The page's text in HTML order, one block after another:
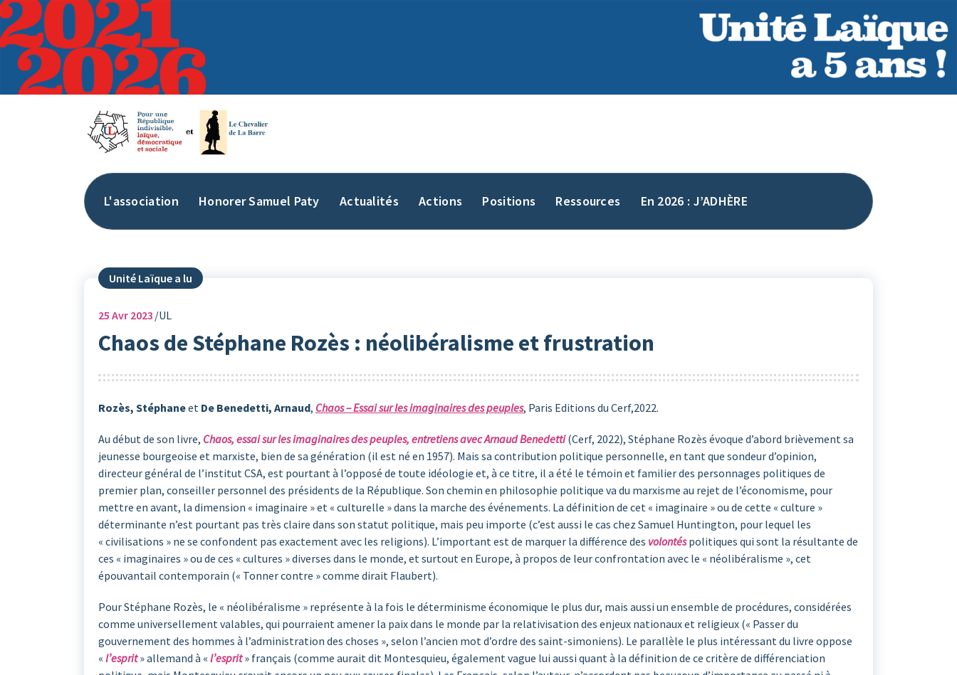
Aller
au
contenu
L'association Honorer Samuel Paty Actualités Actions Positions Ressources En 2026 : J’ADHÈRE
Unité Laïque a lu
25 Avr 2023 UL
Chaos de Stéphane Rozès : néolibéralisme et frustration
Rozès, Stéphaneet De Benedetti, Arnaud, Chaos – Essai sur les imaginaires des peuples, Paris Editions du Cerf,2022.
Au début de son livre, Chaos, essai sur les imaginaires des peuples, entretiens avec Arnaud Benedetti(Cerf, 2022), Stéphane Rozès évoque d’abord brièvement sa
jeunesse bourgeoise et marxiste, bien de sa génération (il est né en 1957). Mais sa contribution politique personnelle, en tant que sondeur d’opinion,
directeur général de l’institut CSA, est pourtant à l’opposé de toute idéologie et, à ce titre, il a été le témoin et familier des personnages politiques de
premier plan, conseiller personnel des présidents de la République. Son chemin en philosophie politique va du marxisme au rejet de l’économisme, pour
mettre en avant, la dimension « imaginaire » et « culturelle » dans la marche des événements. La définition de cet « imaginaire » ou de cette « culture »
déterminante n’est pourtant pas très claire dans son statut politique, mais peu importe (c’est aussi le cas chez Samuel Huntington, pour lequel les
« civilisations » ne se confondent pas exactement avec les religions). L’important est de marquer la différence des volontéspolitiques qui sont la résultante de
ces « imaginaires » ou de ces « cultures » diverses dans le monde, et surtout en Europe, à propos de leur confrontation avec le « néolibéralisme », cet
épouvantail contemporain (« Tonner contre » comme dirait Flaubert).
Pour Stéphane Rozès, le « néolibéralisme » représente à la fois le déterminisme économique le plus dur, mais aussi un ensemble de procédures, considérées
comme universellement valables, qui pourraient amener la paix dans le monde par la relativisation des enjeux nationaux et religieux (« Passer du
gouvernement des hommes à l’administration des choses », selon l’ancien mot d’ordre des saint-simoniens). Le parallèle le plus intéressant du livre oppose
« l’esprit» allemand à « l’esprit» français (comme aurait dit Montesquieu, également vague lui aussi quant à la définition de ce critère de différenciation